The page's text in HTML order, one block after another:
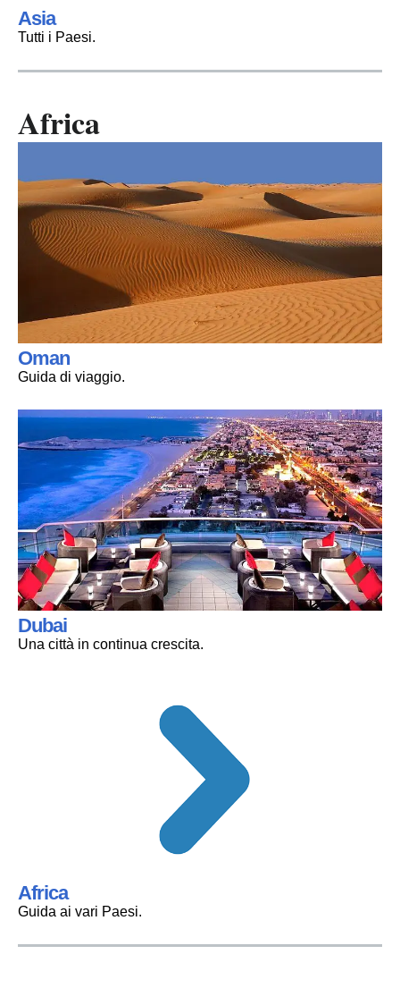
Asia
Tutti i Paesi.
Africa
Oman
Guida di viaggio.
Dubai
Una città in continua crescita.
Africa
Guida ai vari Paesi.